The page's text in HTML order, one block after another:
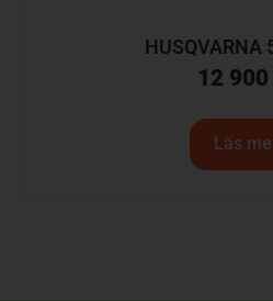
HUSQVARNA
12 900
Läs